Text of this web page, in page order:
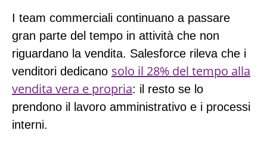
I team commerciali continuano a passare
gran parte del tempo in attività che non
riguardano la vendita. Salesforce rileva che i
venditori dedicano solo il 28% del tempo alla
vendita vera e propria: il resto se lo
prendono il lavoro amministrativo e i processi
interni.